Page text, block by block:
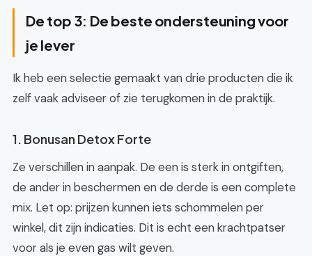
De top 3: De beste ondersteuning voor
je lever
Ik heb een selectie gemaakt van drie producten die ik
zelf vaak adviseer of zie terugkomen in de praktijk.
1. Bonusan Detox Forte
Ze verschillen in aanpak. De een is sterk in ontgiften,
de ander in beschermen en de derde is een complete
mix. Let op: prijzen kunnen iets schommelen per
winkel, dit zijn indicaties. Dit is echt een krachtpatser
voor als je even gas wilt geven.